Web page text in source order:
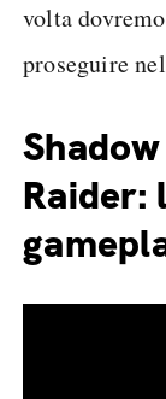
volta
proseguire
Raider: